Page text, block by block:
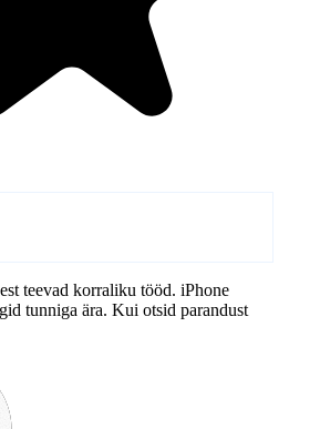
teevad korraliku tööd. iPhone
tunniga ära. Kui otsid parandust